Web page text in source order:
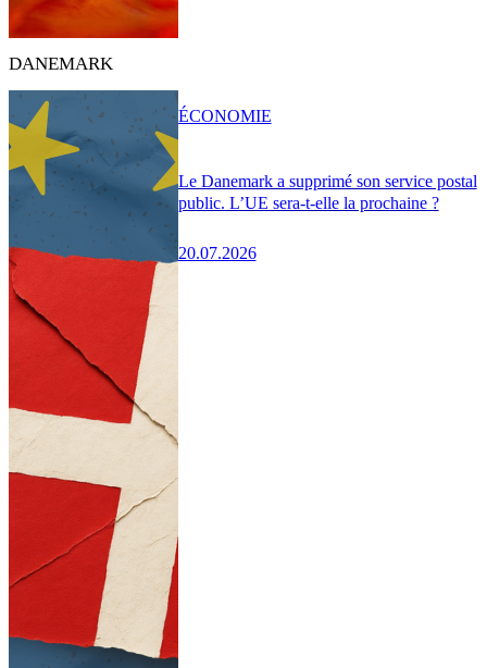
DANEMARK
Le Danemark a supprimé son service postal
public. L’UE sera-t-elle la prochaine ?
20.07.2026
ÉCONOMIE